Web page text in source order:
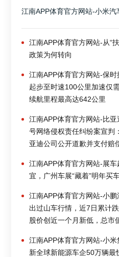
江南APP体育官方网站-小米
江南APP体育官方网站-从“
政策为何转向
江南APP体育官方网站-保
起步至时速100公里加速仅
续航里程最高达642公里
江南APP体育官方网站-比亚
号网络侵权责任纠纷案宣判
亚迪公司公开道歉并支付赔
江南APP体育官方网站-展
宜，广州车展“藏着”明年买
江南APP体育官方网站-小
出过山车行情，近7日累计
股价创近一个月新低，总市
江南APP体育官方网站-小
新全球新能源车企50万辆